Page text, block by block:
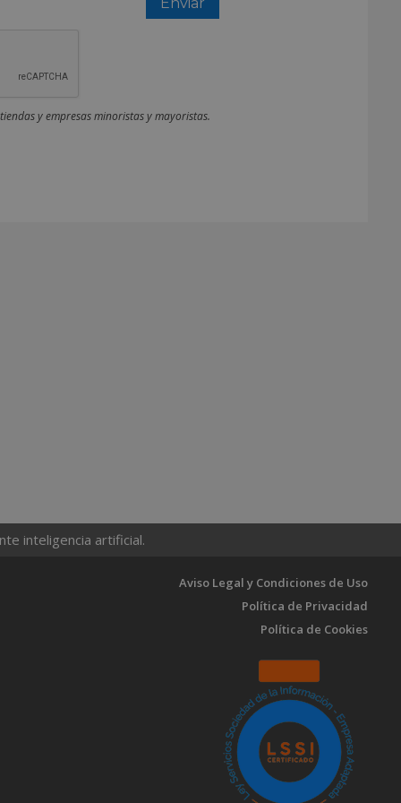
y empresas minoristas y mayoristas.
inteligencia artificial.
Aviso Legal y Condiciones de Uso
Política de Privacidad
Política de Cookies